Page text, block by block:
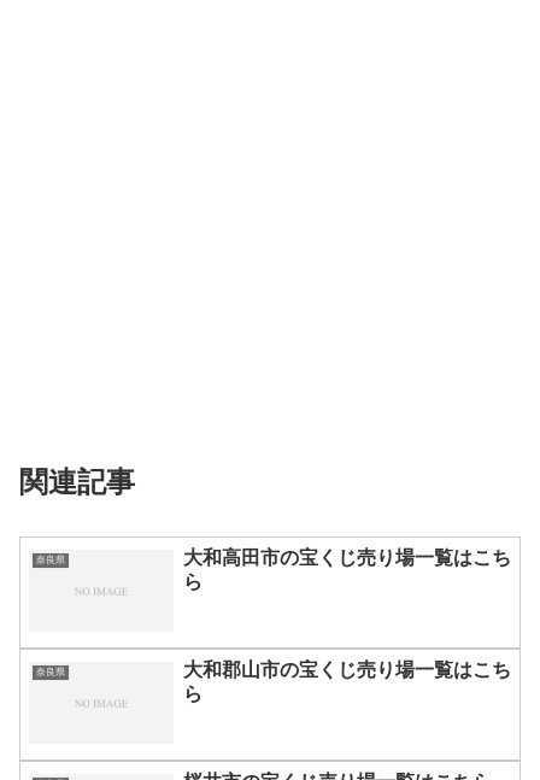
関連記事
奈良県
大和高田市の宝くじ売り場一覧はこち
ら
奈良県
大和郡山市の宝くじ売り場一覧はこち
ら